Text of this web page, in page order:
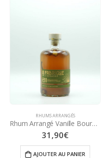
RHUMS ARRANGÉS
Rhum Arrangé Vanille Bourbon & Noisette du Piémont 70 cl – La Fabrique de l’Arrangé
31,90€
AJOUTER AU PANIER